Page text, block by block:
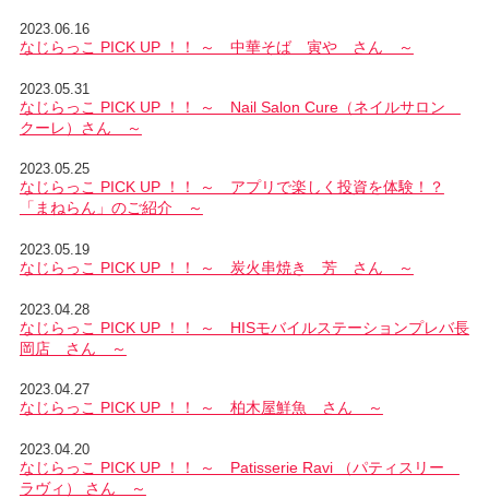
2023.06.16
なじらっこ PICK UP ！！ ～ 中華そば 寅や さん ～
2023.05.31
なじらっこ PICK UP ！！ ～ Nail Salon Cure（ネイルサロン
クーレ）さん ～
2023.05.25
なじらっこ PICK UP ！！ ～ アプリで楽しく投資を体験！？
「まねらん」のご紹介 ～
2023.05.19
なじらっこ PICK UP ！！ ～ 炭火串焼き 芳 さん ～
2023.04.28
なじらっこ PICK UP ！！ ～ HISモバイルステーションプレバ長
岡店 さん ～
2023.04.27
なじらっこ PICK UP ！！ ～ 柏木屋鮮魚 さん ～
2023.04.20
なじらっこ PICK UP ！！ ～ Patisserie Ravi （パティスリー
ラヴィ） さん ～